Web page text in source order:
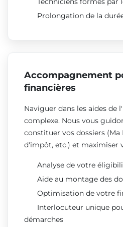
Prolongation de la
Accompagnement
financières
Naviguer dans les aides de
complexe. Nous vous
constituer vos dossiers
d'impôt, etc.) et maximiser
Analyse de votre
Aide au montage des
Optimisation de votre
Interlocuteur unique
démarches